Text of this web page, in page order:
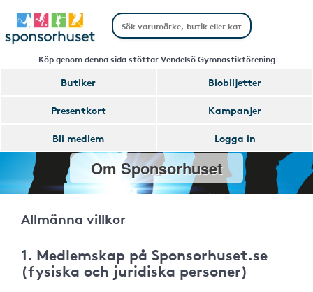
Köp genom denna sida stöttar Vendelsö Gymnastikförening
Butiker
Biobiljetter
Presentkort
Kampanjer
Bli medlem
Logga in
Om Sponsorhuset
Allmänna villkor
1. Medlemskap på Sponsorhuset.se
(fysiska och juridiska personer)